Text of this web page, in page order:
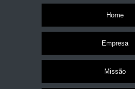
Home
Empresa
Missão